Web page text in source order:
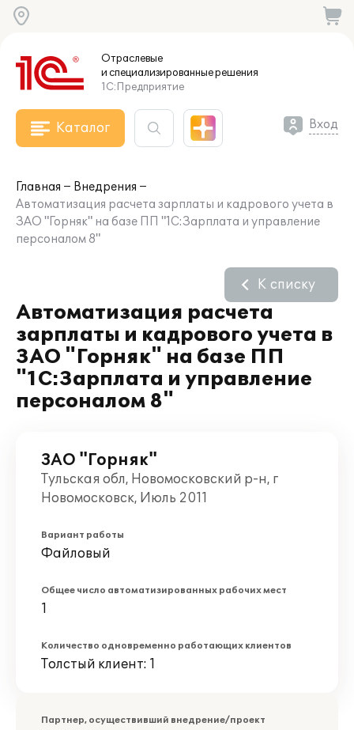
Отраслевые
и специализированныерешения
1С:Предприятие
Каталог Вход
Главная
Внедрения
Автоматизация расчета зарплаты и кадрового учета в
ЗАО "Горняк" на базе ПП "1С:Зарплата и управление
персоналом 8"
Автоматизация расчета
зарплаты и кадрового учета в
ЗАО "Горняк" на базе ПП
"1С:Зарплата и управление
персоналом 8"
К списку
ЗАО "Горняк"
Тульская обл, Новомосковский р-н, г
Новомосковск, Июль 2011
Вариант работы
Файловый
Общее число автоматизированных рабочих мест
1
Количество одновременно работающих клиентов
Толстый клиент: 1
Партнер, осуществивший внедрение/проект